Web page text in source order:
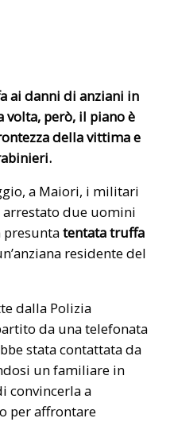
ai danni di anziani in
volta, però, il piano è
della vittima e
a Maiori, i militari
arrestato due uomini
presuntatentata truffa
residente del
dalla Polizia
da una telefonata
stata contattata da
un familiare in
convincerla a
per affrontare